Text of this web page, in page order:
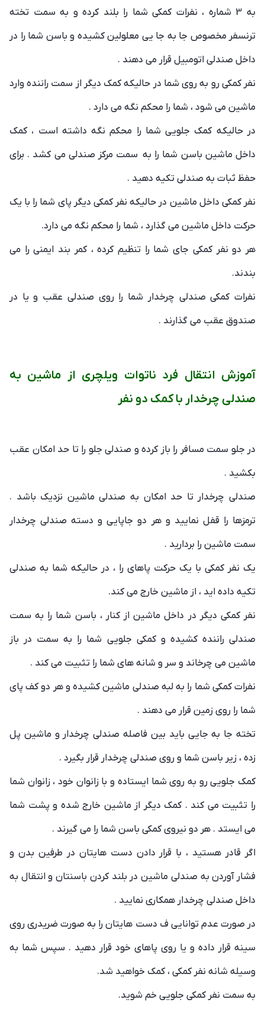
به 3 شماره ، نفرات کمکی شما را بلند کرده و به سمت تخته
ترنسفر مخصوص جا به جا یی معلولین کشیده و باسن شما را در
داخل صندلی اتومبیل قرار می دهند .
نفر کمکی رو به روی شما در حالیکه کمک دیگر از سمت راننده وارد
ماشین می شود ، شما را محکم نگه می دارد .
در حالیکه کمک جلویی شما را محکم نگه داشته است ، کمک
داخل ماشین باسن شما را به سمت مرکز صندلی می کشد . برای
حفظ ثبات به صندلی تکیه دهید .
نفر کمکی داخل ماشین در حالیکه نفر کمکی دیگر پای شما را با یک
حرکت داخل ماشین می گذارد ، شما را محکم نگه می دارد.
هر دو نفر کمکی جای شما را تنظیم کرده ، کمر بند ایمنی را می
بندند.
نفرات کمکی صندلی چرخدار شما را روی صندلی عقب و یا در
صندوق عقب می گذارند .
آموزش انتقال فرد ناتوات ویلچری از ماشین به
صندلی چرخدار با کمک دو نفر
در جلو سمت مسافر را باز کرده و صندلی جلو را تا حد امکان عقب
بکشید .
صندلی چرخدار تا حد امکان به صندلی ماشین نزدیک باشد .
ترمزها را قفل نمایید و هر دو جاپایی و دسته صندلی چرخدار
سمت ماشین را بردارید .
یک نفر کمکی با یک حرکت پاهای را ، در حالیکه شما به صندلی
تکیه داده اید ، از ماشین خارج می کند.
نفر کمکی دیگر در داخل ماشین از کنار ، باسن شما را به سمت
صندلی راننده کشیده و کمکی جلویی شما را به سمت در باز
ماشین می چرخاند و سر و شانه های شما را تثبیت می کند .
نفرات کمکی شما را به لبه صندلی ماشین کشیده و هر دو کف پای
شما را روی زمین قرار می دهند .
تخته جا به جایی باید بین فاصله صندلی چرخدار و ماشین پل
زده ، زیر باسن شما و روی صندلی چرخدار قرار بگیرد .
کمک جلویی رو به روی شما ایستاده و با زانوان خود ، زانوان شما
را تثبیت می کند . کمک دیگر از ماشین خارج شده و پشت شما
می ایستد . هر دو نیروی کمکی باسن شما را می گیرند .
اگر قادر هستید ، با قرار دادن دست هایتان در طرفین بدن و
فشار آوردن به صندلی ماشین در بلند کردن باسنتان و انتقال به
داخل صندلی چرخدار همکاری نمایید .
در صورت عدم توانایی ف دست هایتان را به صورت ضریدری روی
سینه قرار داده و یا روی پاهای خود قرار دهید . سپس شما به
وسیله شانه نفر کمکی ، کمک خواهید شد.
به سمت نفر کمکی جلویی خم شوید.